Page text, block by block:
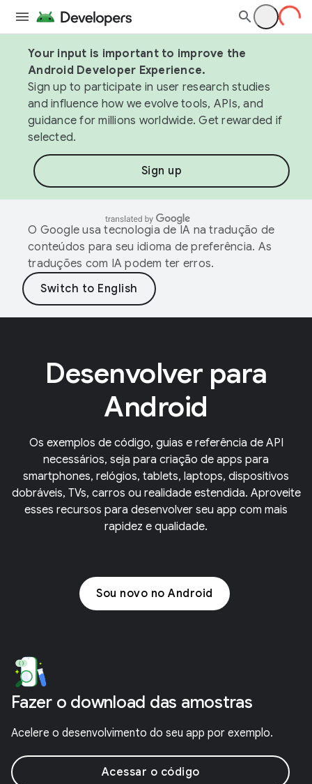
Your input is important to improve the
Android Developer Experience.
Sign up to participate in user research studies
and influence how we evolve tools, APIs, and
guidance for millions worldwide. Get rewarded if
selected.
Sign up
O Google usa tecnologia de IA na tradução de
conteúdos para seu idioma de preferência. As
traduções com IA podem ter erros.
Desenvolver para
Android
Os exemplos de código, guias e referência de API
necessários, seja para criação de apps para
smartphones, relógios, tablets, laptops, dispositivos
dobráveis, TVs, carros ou realidade estendida. Aproveite
esses recursos para desenvolver seu app com mais
rapidez e qualidade.
Sou novo no Android
Fazer o download das amostras
Acelere o desenvolvimento do seu app por exemplo.
Acessar o código